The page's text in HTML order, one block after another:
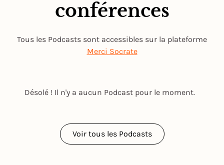
conférences
Tous les Podcasts sont accessibles sur la plateforme
Merci Socrate
Désolé ! Il n'y a aucun Podcast pour le moment.
Voir tous les Podcasts